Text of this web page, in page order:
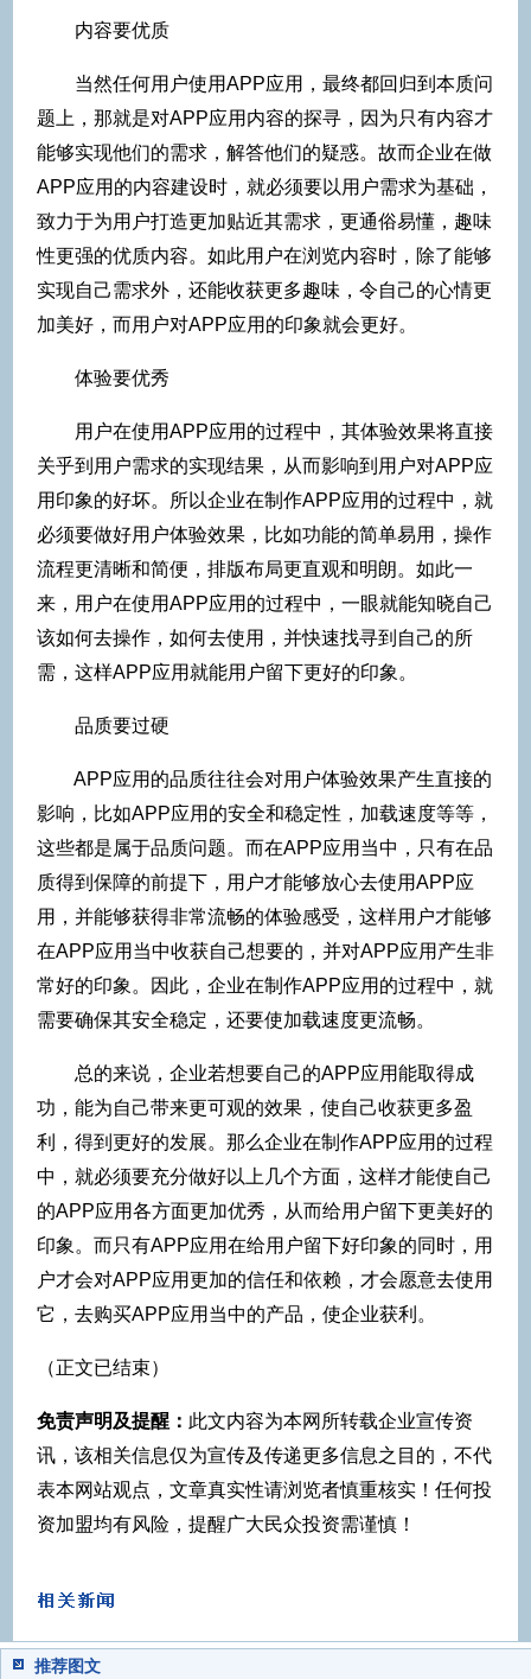
内容要优质
当然任何用户使用APP应用，最终都回归到本质问
题上，那就是对APP应用内容的探寻，因为只有内容才
能够实现他们的需求，解答他们的疑惑。故而企业在做
APP应用的内容建设时，就必须要以用户需求为基础，
致力于为用户打造更加贴近其需求，更通俗易懂，趣味
性更强的优质内容。如此用户在浏览内容时，除了能够
实现自己需求外，还能收获更多趣味，令自己的心情更
加美好，而用户对APP应用的印象就会更好。
体验要优秀
用户在使用APP应用的过程中，其体验效果将直接
关乎到用户需求的实现结果，从而影响到用户对APP应
用印象的好坏。所以企业在制作APP应用的过程中，就
必须要做好用户体验效果，比如功能的简单易用，操作
流程更清晰和简便，排版布局更直观和明朗。如此一
来，用户在使用APP应用的过程中，一眼就能知晓自己
该如何去操作，如何去使用，并快速找寻到自己的所
需，这样APP应用就能用户留下更好的印象。
品质要过硬
APP应用的品质往往会对用户体验效果产生直接的
影响，比如APP应用的安全和稳定性，加载速度等等，
这些都是属于品质问题。而在APP应用当中，只有在品
质得到保障的前提下，用户才能够放心去使用APP应
用，并能够获得非常流畅的体验感受，这样用户才能够
在APP应用当中收获自己想要的，并对APP应用产生非
常好的印象。因此，企业在制作APP应用的过程中，就
需要确保其安全稳定，还要使加载速度更流畅。
总的来说，企业若想要自己的APP应用能取得成
功，能为自己带来更可观的效果，使自己收获更多盈
利，得到更好的发展。那么企业在制作APP应用的过程
中，就必须要充分做好以上几个方面，这样才能使自己
的APP应用各方面更加优秀，从而给用户留下更美好的
印象。而只有APP应用在给用户留下好印象的同时，用
户才会对APP应用更加的信任和依赖，才会愿意去使用
它，去购买APP应用当中的产品，使企业获利。
（正文已结束）
免责声明及提醒： 此文内容为本网所转载企业宣传资
讯，该相关信息仅为宣传及传递更多信息之目的，不代
表本网站观点，文章真实性请浏览者慎重核实！任何投
资加盟均有风险，提醒广大民众投资需谨慎！
推荐图文